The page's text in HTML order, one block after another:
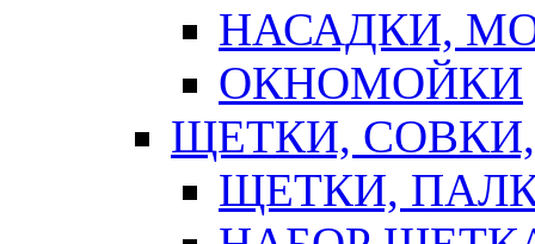
НАСАДКИ,
ОКНОМОЙКИ
ЩЕТКИ,
ЩЕТКИ,